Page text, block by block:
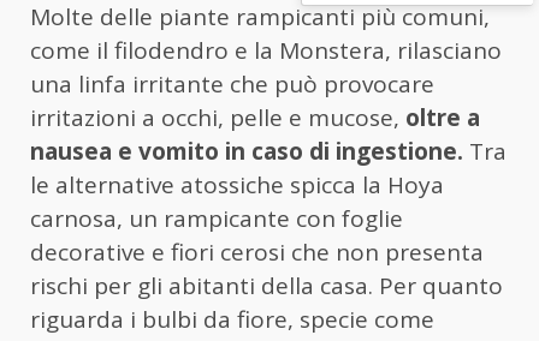
Molte delle piante rampicanti più comuni,
come il filodendro e la Monstera, rilasciano
una linfa irritante che può provocare
irritazioni a occhi, pelle e mucose, oltre a
nausea e vomito in caso di ingestione. Tra
le alternative atossiche spicca la Hoya
carnosa, un rampicante con foglie
decorative e fiori cerosi che non presenta
rischi per gli abitanti della casa. Per quanto
riguarda i bulbi da fiore, specie come